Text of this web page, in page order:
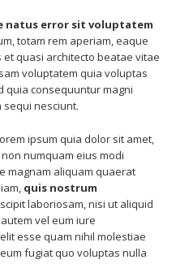
natus error sit voluptatem
totam rem aperiam, eaque
quasi architecto beatae vitae
voluptatem quia voluptas
quia consequuntur magni
nesciunt.
ipsum quia dolor sit amet,
numquam eius modi
magnam aliquam quaerat
quis nostrum
laboriosam, nisi ut aliquid
vel eum iure
esse quam nihil molestiae
fugiat quo voluptas nulla